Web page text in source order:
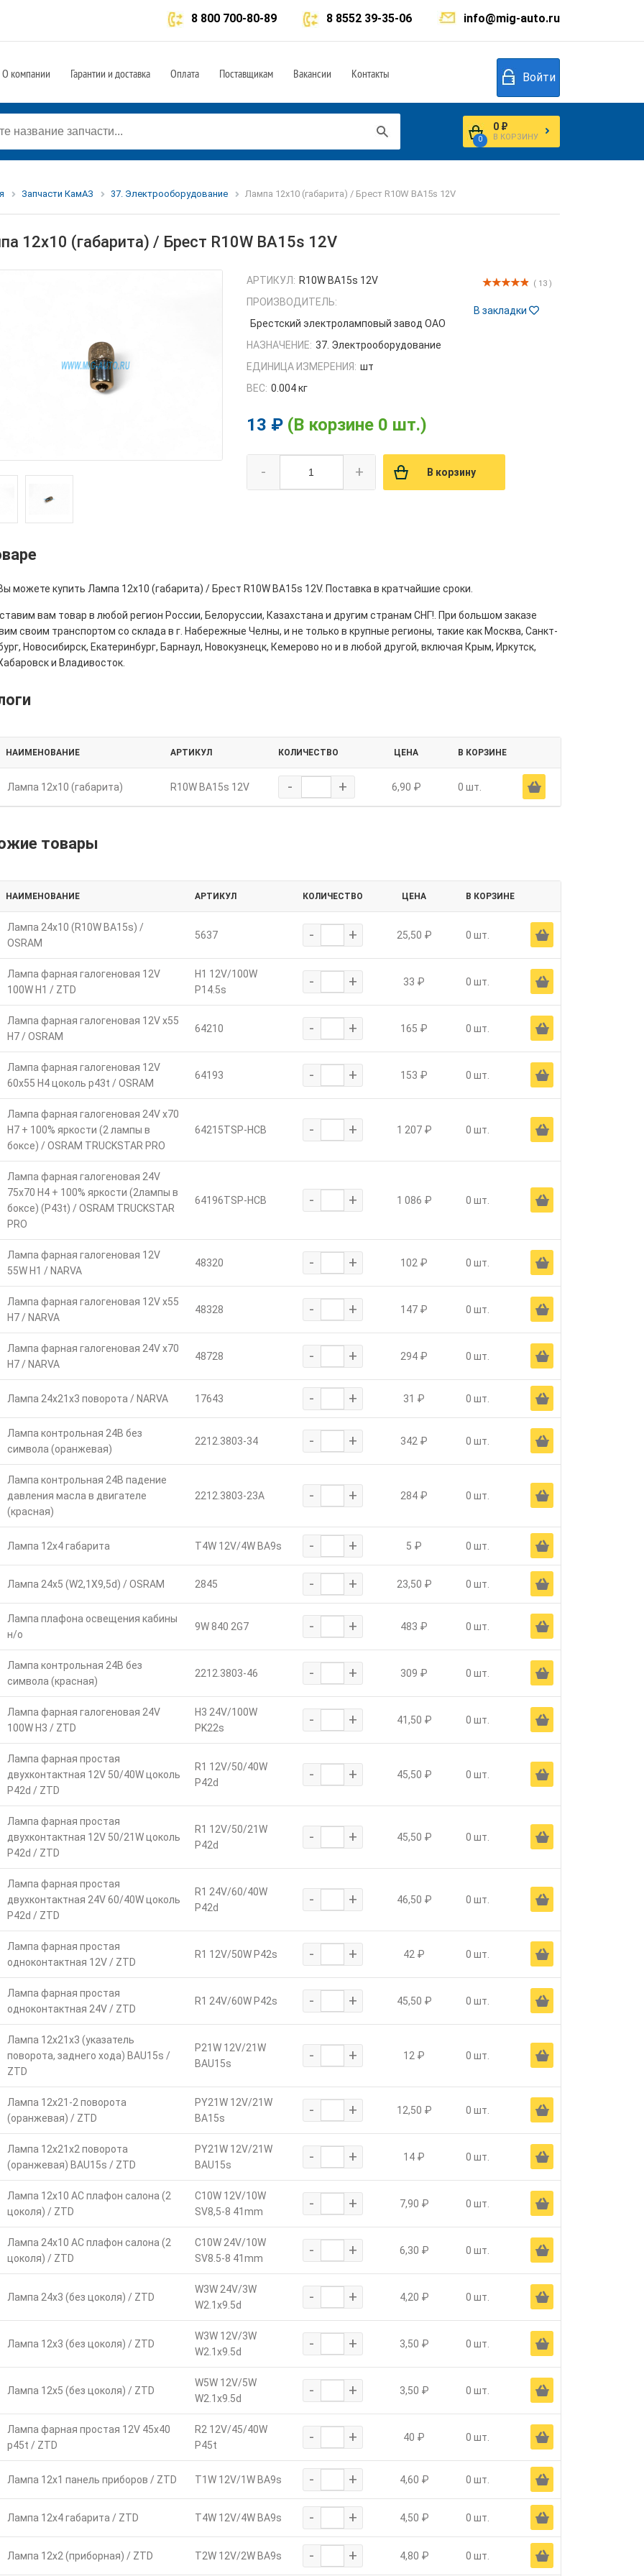
info@mig-auto.ru
8 8552 39-35-06
8 800 700-80-89
О компании Гарантии и доставка Оплата Поставщикам Вакансии Контакты Войти
0
0 ₽
В КОРЗИНУ
Запчасти КамАЗ 37. Электрооборудование Лампа 12х10 (габарита) / Брест R10W BA15s 12V
12х10 (габарита) / Брест R10W BA15s 12V
( 13 )
В закладки
АРТИКУЛ: R10W BA15s 12V
ПРОИЗВОДИТЕЛЬ:
Брестский электроламповый завод ОАО
НАЗНАЧЕНИЕ: 37. Электрооборудование
ЕДИНИЦА ИЗМЕРЕНИЯ: шт
ВЕС: 0.004 кг
13 ₽ (В корзине 0 шт.)
- + В корзину
можете купить Лампа 12х10 (габарита) / Брест R10W BA15s 12V. Поставка в кратчайшие сроки.
вам товар в любой регион России, Белоруссии, Казахстана и другим странам СНГ!. При большом заказе
своим транспортом со склада в г. Набережные Челны, и не только в крупные регионы, такие как Москва, Санкт-
Новосибирск, Екатеринбург, Барнаул, Новокузнецк, Кемерово но и в любой другой, включая Крым, Иркутск,
и Владивосток.
НАИМЕНОВАНИЕ АРТИКУЛ КОЛИЧЕСТВО ЦЕНА В КОРЗИНЕ
Лампа 12х10 (габарита) R10W BA15s 12V - + 6,90 ₽ 0 шт. Ä
товары
НАИМЕНОВАНИЕ АРТИКУЛ КОЛИЧЕСТВО ЦЕНА В КОРЗИНЕ
Лампа 24х10 (R10W BA15s) /
OSRAM
5637 - + 25,50 ₽ 0 шт. Ä
Лампа фарная галогеновая 12V
100W Н1 / ZTD
H1 12V/100W
P14.5s
- + 33 ₽ 0 шт. Ä
Лампа фарная галогеновая 12V х55
Н7 / OSRAM
64210 - + 165 ₽ 0 шт. Ä
Лампа фарная галогеновая 12V
60х55 Н4 цоколь p43t / OSRAM
64193 - + 153 ₽ 0 шт. Ä
Лампа фарная галогеновая 24V х70
Н7 + 100% яркости (2 лампы в
боксе) / OSRAM TRUCKSTAR PRO
64215TSP-HCB - + 1 207 ₽ 0 шт. Ä
Лампа фарная галогеновая 24V
75х70 Н4 + 100% яркости (2лампы в
боксе) (Р43t) / OSRAM TRUCKSTAR
PRO
64196TSP-HCB - + 1 086 ₽ 0 шт. Ä
Лампа фарная галогеновая 12V
55W Н1 / NARVA
48320 - + 102 ₽ 0 шт. Ä
Лампа фарная галогеновая 12V х55
Н7 / NARVA
48328 - + 147 ₽ 0 шт. Ä
Лампа фарная галогеновая 24V х70
Н7 / NARVA
48728 - + 294 ₽ 0 шт. Ä
Лампа 24х21х3 поворота / NARVA 17643 - + 31 ₽ 0 шт. Ä
Лампа контрольная 24В без
символа (оранжевая)
2212.3803-34 - + 342 ₽ 0 шт. Ä
Лампа контрольная 24В падение
давления масла в двигателе
(красная)
2212.3803-23А - + 284 ₽ 0 шт. Ä
Лампа 12х4 габарита T4W 12V/4W BA9s - + 5 ₽ 0 шт. Ä
Лампа 24х5 (W2,1Х9,5d) / OSRAM 2845 - + 23,50 ₽ 0 шт. Ä
Лампа плафона освещения кабины
н/о
9W 840 2G7 - + 483 ₽ 0 шт. Ä
Лампа контрольная 24В без
символа (красная)
2212.3803-46 - + 309 ₽ 0 шт. Ä
Лампа фарная галогеновая 24V
100W H3 / ZTD
H3 24V/100W
PK22s
- + 41,50 ₽ 0 шт. Ä
Лампа фарная простая
двухконтактная 12V 50/40W цоколь
P42d / ZTD
R1 12V/50/40W
P42d
- + 45,50 ₽ 0 шт. Ä
Лампа фарная простая
двухконтактная 12V 50/21W цоколь
P42d / ZTD
R1 12V/50/21W
P42d
- + 45,50 ₽ 0 шт. Ä
Лампа фарная простая
двухконтактная 24V 60/40W цоколь
P42d / ZTD
R1 24V/60/40W
P42d
- + 46,50 ₽ 0 шт. Ä
Лампа фарная простая
одноконтактная 12V / ZTD
R1 12V/50W P42s - + 42 ₽ 0 шт. Ä
Лампа фарная простая
одноконтактная 24V / ZTD
R1 24V/60W P42s - + 45,50 ₽ 0 шт. Ä
Лампа 12х21х3 (указатель
поворота, заднего хода) BAU15s /
ZTD
P21W 12V/21W
BAU15s
- + 12 ₽ 0 шт. Ä
Лампа 12х21-2 поворота
(оранжевая) / ZTD
PY21W 12V/21W
BA15s
- + 12,50 ₽ 0 шт. Ä
Лампа 12х21х2 поворота
(оранжевая) BAU15s / ZTD
PY21W 12V/21W
BAU15s
- + 14 ₽ 0 шт. Ä
Лампа 12х10 АС плафон салона (2
цоколя) / ZTD
C10W 12V/10W
SV8,5-8 41mm
- + 7,90 ₽ 0 шт. Ä
Лампа 24х10 АС плафон салона (2
цоколя) / ZTD
C10W 24V/10W
SV8.5-8 41mm
- + 6,30 ₽ 0 шт. Ä
Лампа 24х3 (без цоколя) / ZTD
W3W 24V/3W
W2.1x9.5d
- + 4,20 ₽ 0 шт. Ä
Лампа 12х3 (без цоколя) / ZTD
W3W 12V/3W
W2.1x9.5d
- + 3,50 ₽ 0 шт. Ä
Лампа 12х5 (без цоколя) / ZTD
W5W 12V/5W
W2.1x9.5d
- + 3,50 ₽ 0 шт. Ä
Лампа фарная простая 12V 45х40
p45t / ZTD
R2 12V/45/40W
P45t
- + 40 ₽ 0 шт. Ä
Лампа 12х1 панель приборов / ZTD T1W 12V/1W BA9s - + 4,60 ₽ 0 шт. Ä
Лампа 12х4 габарита / ZTD T4W 12V/4W BA9s - + 4,50 ₽ 0 шт. Ä
Лампа 12х2 (приборная) / ZTD T2W 12V/2W BA9s - + 4,80 ₽ 0 шт. Ä